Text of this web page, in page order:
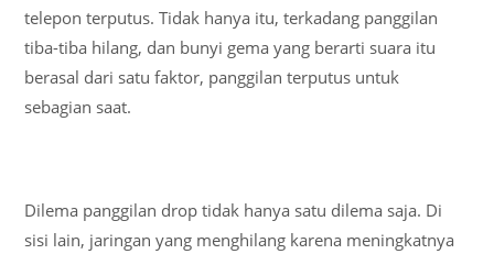
telepon terputus. Tidak hanya itu, terkadang panggilan
tiba-tiba hilang, dan bunyi gema yang berarti suara itu
berasal dari satu faktor, panggilan terputus untuk
sebagian saat.
Dilema panggilan drop tidak hanya satu dilema saja. Di
sisi lain, jaringan yang menghilang karena meningkatnya